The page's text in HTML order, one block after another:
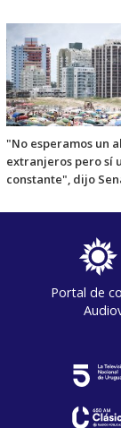
"No esperamos un
extranjeros pero sí
constante", dijo
Portal de